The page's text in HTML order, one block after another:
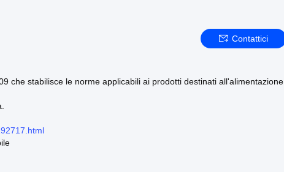
Contattici
che stabilisce le norme applicabili ai prodotti destinati all'alimentazione